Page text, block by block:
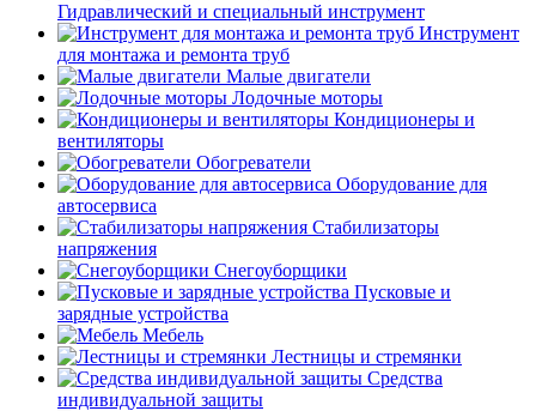
Гидравлический и специальный инструмент
Инструмент
для монтажа и ремонта труб
Малые двигатели
Лодочные моторы
Кондиционеры и
вентиляторы
Обогреватели
Оборудование для
автосервиса
Стабилизаторы
напряжения
Снегоуборщики
Пусковые и
зарядные устройства
Мебель
Лестницы и стремянки
Средства
индивидуальной защиты